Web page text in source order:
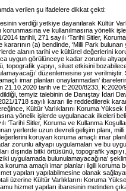
verilen şu ifadelere dikkat çekti:
verdiği yetkiye dayanılarak Kültür
ve kullanılmasına yönelik
tarihli, 271 sayılı ‘Tarihi Sitler,
kararının (a) bendinde, ‘Milli Park
alanın tarihi ve kültürel değerlerini
uygun görülünceye kadar zorunlu
topografik yapıyı, siluet etkisini
düzenlemesine yer verilmiştir.
imar planları onaylanmadan’
21.10.2020 tarih ve E:2020/8233, K:2020/
temyiz talebinin de Danıştay İdari
1718 sayılı kararı ile reddedilerek
Kültür Varlıklarını Koruma Yüksek
yönelik işlerde uygulanacak ilkeleri
‘Tarihi Sitler, Koruma ve Kullanma
yerlerde uzun devreli gelişim planı,
koruyan koruma amaçlı imar
zorunlu altyapı uygulamaları ve bu
dışında bitki örtüsünü, topografik
uygulamada bulunulamayacağına’
koruma amaçlı imar planları ilgili koruma
yapıları yapılabilmesine olanak
üzerine Kültür Varlıklarını Koruma
hizmet yapıları ibaresinin metinden